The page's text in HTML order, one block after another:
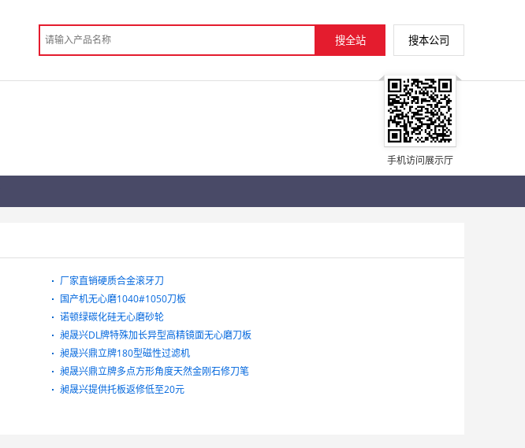
手机访问展示厅
厂家直销硬质合金滚牙刀
国产机无心磨1040#1050刀板
诺顿绿碳化硅无心磨砂轮
昶晟兴DL牌特殊加长异型高精镜面无心磨刀板
昶晟兴鼎立牌180型磁性过滤机
昶晟兴鼎立牌多点方形角度天然金刚石修刀笔
昶晟兴提供托板返修低至20元